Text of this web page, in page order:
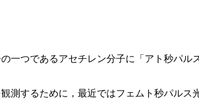
一つであるアセチレン分子に「アト秒パル
測するために，最近ではフェムト秒パルス